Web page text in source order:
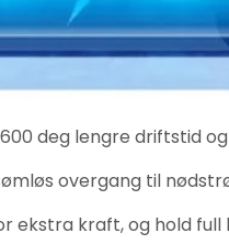
deg lengre driftstid
overgang til
ekstra kraft, og hold